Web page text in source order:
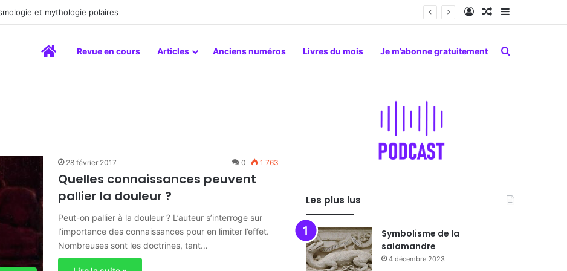
et mythologie polaires Connexion
Article Aléatoire
Sidebar
AccueilRevue en cours Articles Anciens numéros Livres du mois Je m’abonne gratuitement Rechercher
28 février 2017 0 1 763
Quelles connaissances peuvent
pallier la douleur ?
Peut-on pallier à la douleur ? L’auteur s’interroge sur
l’importance des connaissances pour en limiter l’effet.
Nombreuses sont les doctrines, tant…
Les plus lus
Symbolisme de la
salamandre
4 décembre 2023